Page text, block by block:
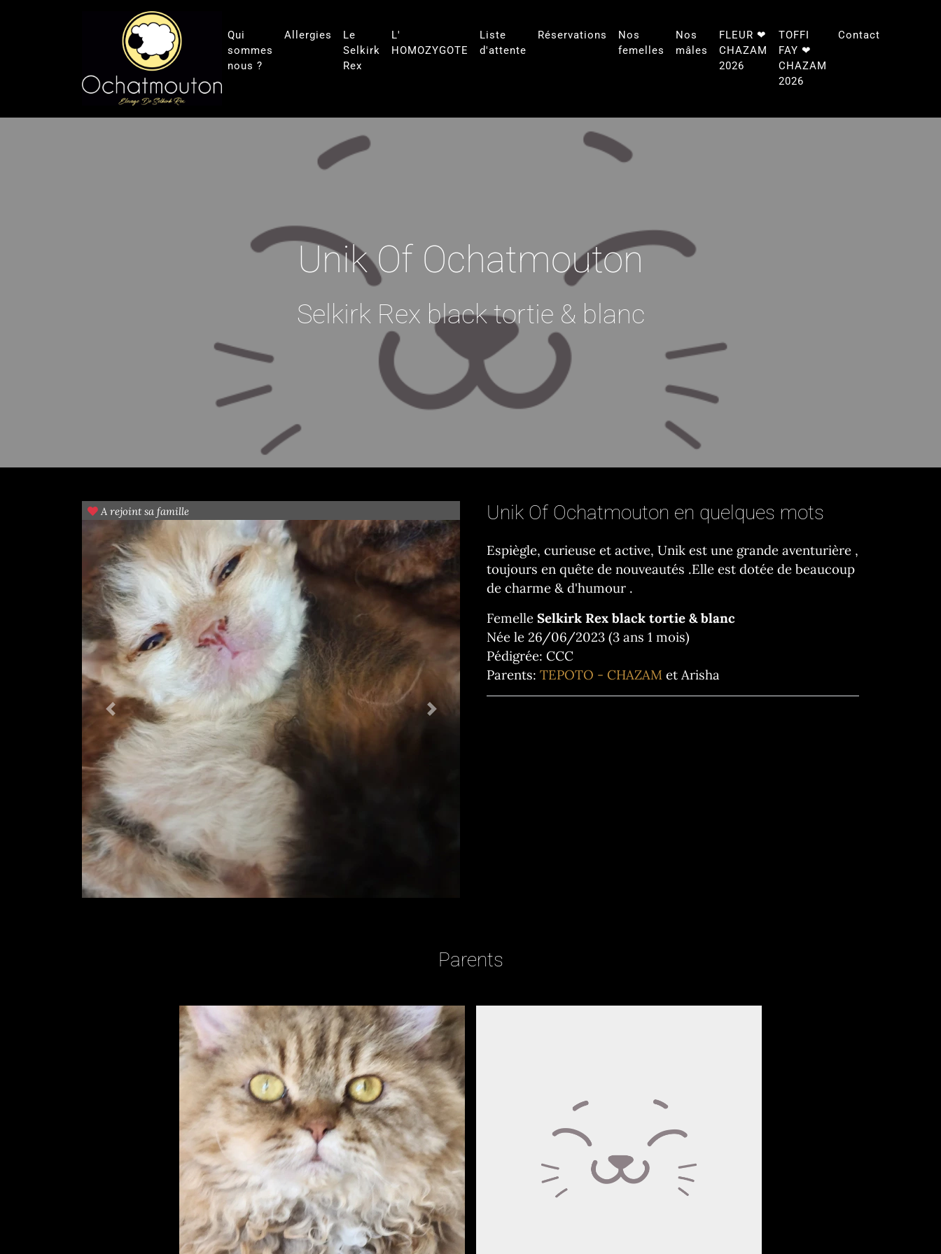
Qui
sommes
nous ?
Allergies
Le
Selkirk
Rex
L'
HOMOZYGOTE
Liste
d'attente
Réservations
Nos
femelles
Nos
mâles
FLEUR ❤
CHAZAM
2026
TOFFI
FAY ❤
CHAZAM
2026
Contact
Unik Of Ochatmouton
Selkirk Rex black tortie & blanc
A rejoint sa famille
Previous Next
Unik Of Ochatmouton en quelques mots
Espiègle, curieuse et active, Unik est une grande aventurière ,
toujours en quête de nouveautés .Elle est dotée de beaucoup
de charme & d'humour .
Femelle Selkirk Rex black tortie & blanc
Née le 26/06/2023 (3 ans 1 mois)
Pédigrée: CCC
Parents: TEPOTO - CHAZAM et Arisha
Parents